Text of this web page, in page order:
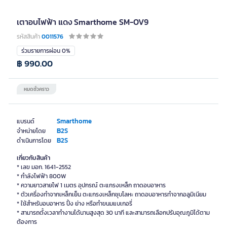
เตาอบไฟฟ้า แดง Smarthome SM-OV9
รหัสสินค้า0011576
แบรนด์ Smarthome
จำหน่ายโดย B2S
ดำเนินการโดย B2S
ร่วมรายการผ่อน 0%
หมดชั่วคราว
฿ 990.00
เกี่ยวกับสินค้า
* เลข มอก. 1641-2552
* กำลังไฟฟ้า 800W
* ความยาวสายไฟ 1 เมตร อุปกรณ์ ตะแกรงเหล็ก ถาดอบอาหาร
* ตัวเครื่องทำจากเหล็กเย็น ตะแกรงเหล็กชุบโลหะ ถาดอบอาหารทำจากอลูมิเนียม
* ใช้สำหรับอบอาหาร ปิ้ง ย่าง หรือทำขนมแบเกอรี่
* สามารถตั้งเวลาทำงานได้นานสูงสุด 30 นาที และสามารถเลือกปรับอุณภูมิได้ตาม